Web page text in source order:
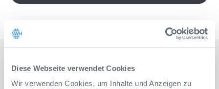
Diese Webseite verwendet Cookies
Wir verwenden Cookies, um Inhalte und Anzeigen zu
Partner der modernen